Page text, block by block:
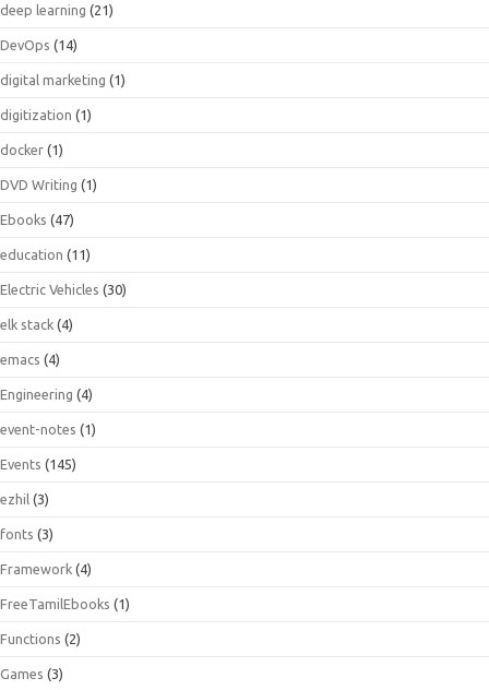
deep learning (21)
DevOps (14)
digital marketing (1)
digitization (1)
docker (1)
DVD Writing (1)
Ebooks (47)
education (11)
Electric Vehicles (30)
elk stack (4)
emacs (4)
Engineering (4)
event-notes (1)
Events (145)
ezhil (3)
fonts (3)
Framework (4)
FreeTamilEbooks (1)
Functions (2)
Games (3)